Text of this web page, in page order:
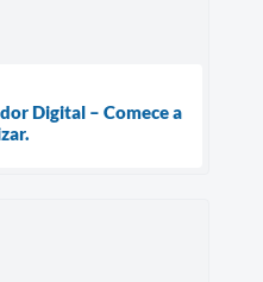
Digital – Comece a